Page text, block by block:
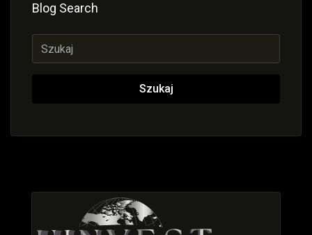
Blog Search
Szukaj